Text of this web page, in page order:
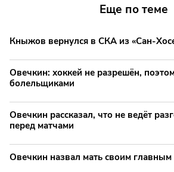
Еще по теме
Кныжов вернулся в СКА из «Сан-
Овечкин: хоккей не разрешён,
болельщиками
Овечкин рассказал, что не ведёт
перед матчами
Овечкин назвал мать своим